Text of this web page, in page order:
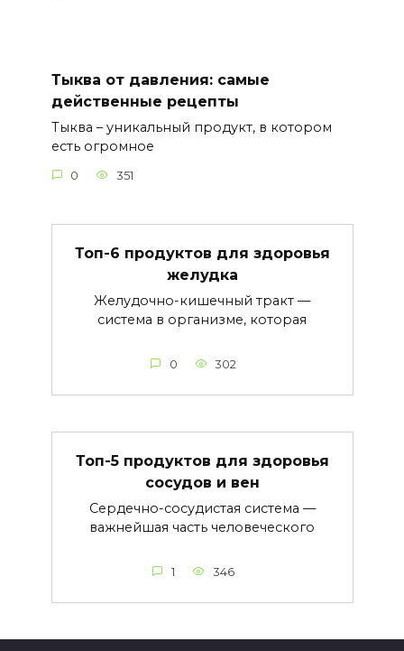
Тыква от давления: самые
действенные рецепты
Тыква – уникальный продукт, в котором
есть огромное
0 351
Топ-6 продуктов для здоровья
желудка
Желудочно-кишечный тракт —
система в организме, которая
0 302
Топ-5 продуктов для здоровья
сосудов и вен
Сердечно-сосудистая система —
важнейшая часть человеческого
1 346